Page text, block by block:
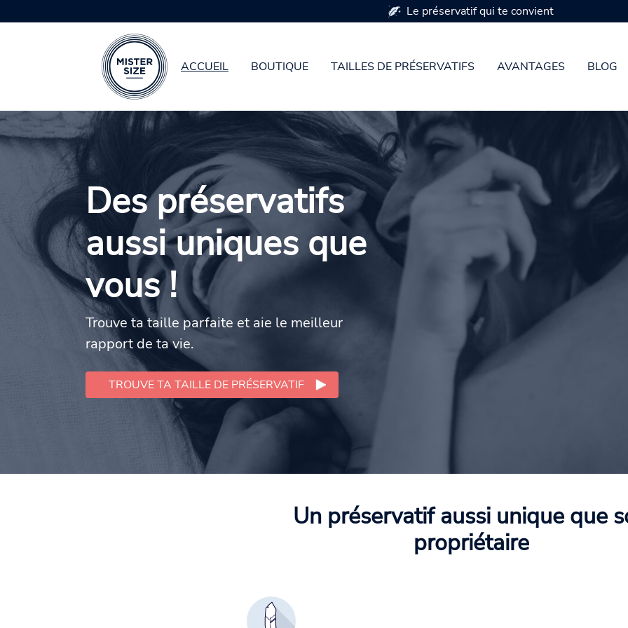
Aller au contenu principal
ACCUEIL BOUTIQUE TAILLES DE PRÉSERVATIFS AVANTAGES BLOG
Disponible en 7 tailles de préservatifs
Des préservatifs
aussi uniques que
vous !
Trouve ta taille parfaite et aie le meilleur
rapport de ta vie.
TROUVE TA TAILLE DE PRÉSERVATIF
Un préservatif aussi unique que
propriétaire